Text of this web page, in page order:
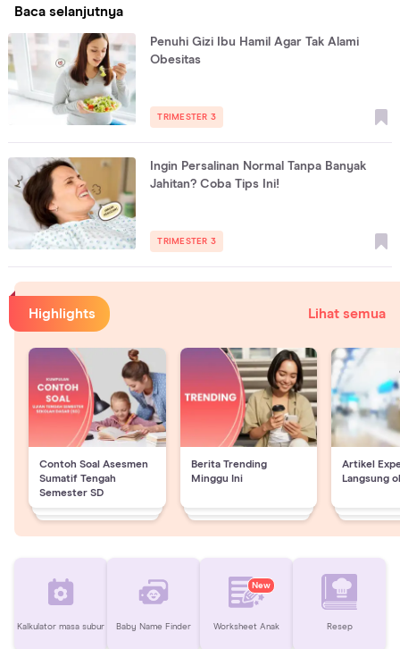
Baca selanjutnya
Penuhi Gizi Ibu Hamil Agar Tak Alami
Obesitas
TRIMESTER 3
Ingin Persalinan Normal Tanpa Banyak
Jahitan? Coba Tips Ini!
TRIMESTER 3
Highlights Lihat semua
Contoh Soal Asesmen
Sumatif Tengah
Semester SD
Berita Trending
Minggu Ini
Artikel
Langsung
Kalkulator masa subur Baby Name Finder
New
Worksheet Anak Resep